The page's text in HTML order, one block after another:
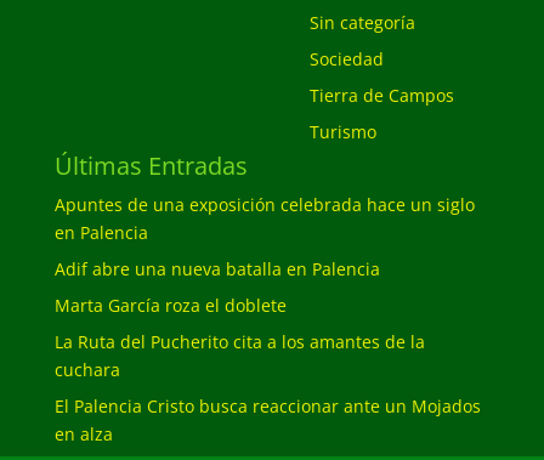
Sin categoría
Sociedad
Tierra de Campos
Turismo
Últimas Entradas
Apuntes de una exposición celebrada hace un siglo
en Palencia
Adif abre una nueva batalla en Palencia
Marta García roza el doblete
La Ruta del Pucherito cita a los amantes de la
cuchara
El Palencia Cristo busca reaccionar ante un Mojados
en alza